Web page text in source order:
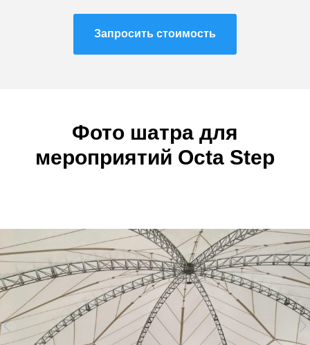
Запросить стоимость
Фото шатра для
мероприятий Octa Step